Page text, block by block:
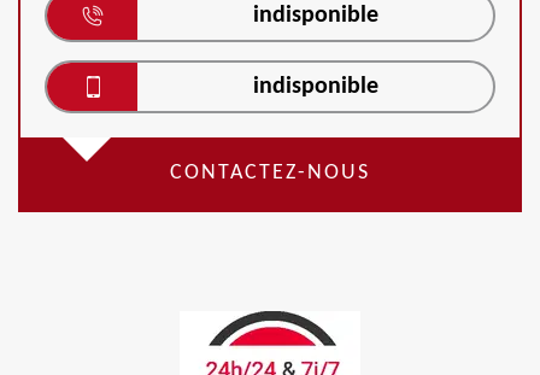
indisponible
indisponible
CONTACTEZ-NOUS